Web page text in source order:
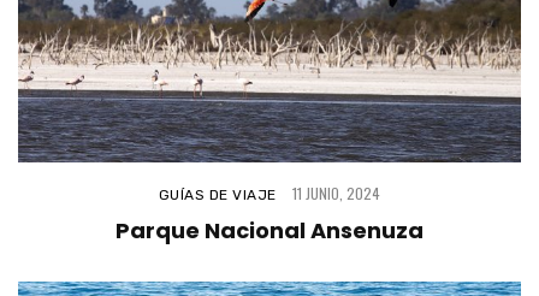
GUÍAS DE VIAJE 11 JUNIO, 2024
Parque Nacional Ansenuza